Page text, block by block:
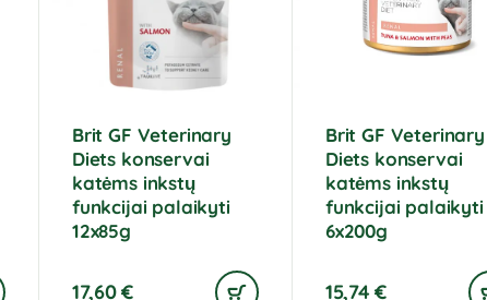
Brit GF Veterinary
Diets konservai
katėms inkstų
funkcijai palaikyti
12x85g
17,60€
Brit GF Veterinary
Diets konservai
katėms inkstų
funkcijai palaikyti
6x200g
15,74 €